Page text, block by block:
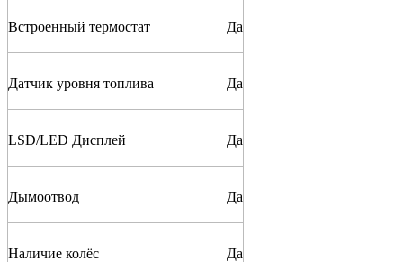
Встроенный термостат Да
Датчик уровня топлива Да
LSD/LED Дисплей Да
Дымоотвод Да
Наличие колёс Да